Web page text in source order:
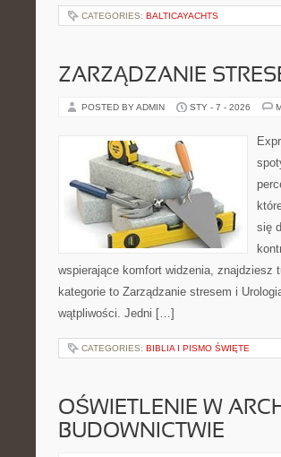
CATEGORIES: BALTICAYACHTS
ZARZĄDZANIE
POSTED BY ADMIN STY - 7 - 2026
się
wspierające komfort widzenia, znajdziesz
kategorie to Zarządzanie stresem i
wątpliwości. Jedni […]
CATEGORIES: BIBLIA I PISMO ŚWIĘTE
OŚWIETLENIE W
BUDOWNICTWIE